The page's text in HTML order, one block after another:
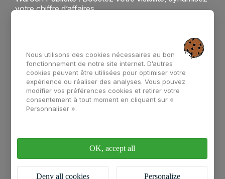
votre chiffre d’affaires.
Signalétique
Marquage véhicule
Vitrophanie
La team Waroch
Contact
contact@waroch.bzh
47 bis Rue Alain Gerbault, 56000 Vannes
Nous utilisons des cookies nécessaires au bon
fonctionnement de notre site internet. D’autres
cookies peuvent être utilisées pour optimiser votre
expérience ou réaliser des analyses. Vous pouvez
modifier vos préférences cookies et retirer votre
consentement à tout moment en cliquant sur «
Personnaliser ».
OK, accept all
Deny all cookies Personalize